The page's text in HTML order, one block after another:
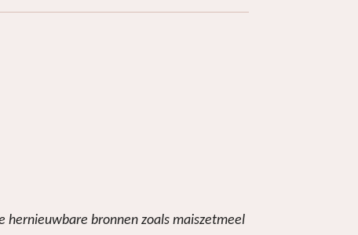
hernieuwbare bronnen zoals maiszetmeel